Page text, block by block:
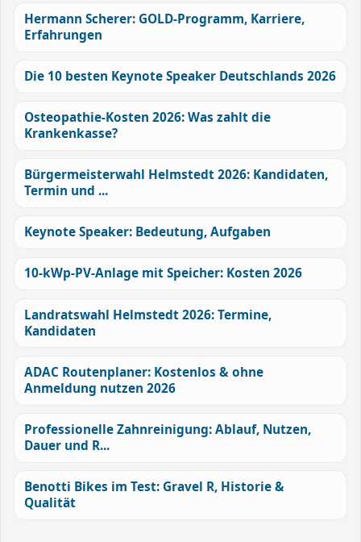
Hermann Scherer: GOLD-Programm, Karriere,
Erfahrungen
Die 10 besten Keynote Speaker Deutschlands 2026
Osteopathie-Kosten 2026: Was zahlt die
Krankenkasse?
Bürgermeisterwahl Helmstedt 2026: Kandidaten,
Termin und ...
Keynote Speaker: Bedeutung, Aufgaben
10-kWp-PV-Anlage mit Speicher: Kosten 2026
Landratswahl Helmstedt 2026: Termine,
Kandidaten
ADAC Routenplaner: Kostenlos & ohne
Anmeldung nutzen 2026
Professionelle Zahnreinigung: Ablauf, Nutzen,
Dauer und R...
Benotti Bikes im Test: Gravel R, Historie &
Qualität